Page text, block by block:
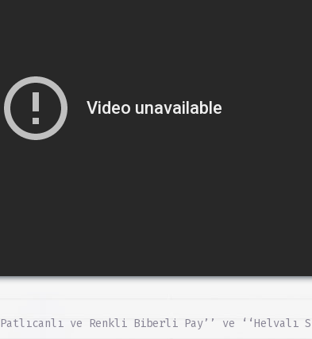
‘‘Patlıcanlı ve Renkli Biberli Pay’’ ve